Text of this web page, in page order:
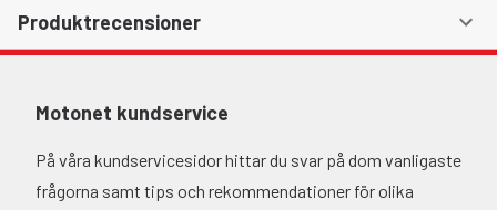
Produktrecensioner
Motonet kundservice
På våra kundservicesidor hittar du svar på dom vanligaste
frågorna samt tips och rekommendationer för olika